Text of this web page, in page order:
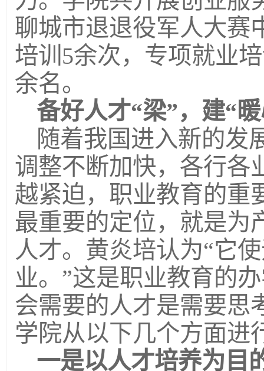
聊城市退退役军人大赛
培训5余次，专项就业
余名。
备好人才“梁”，建“
随着我国进入新的发
调整不断加快，各行各
越紧迫，职业教育的重
最重要的定位，就是为
人才。黄炎培认为“它
业。”这是职业教育的
会需要的人才是需要思
学院从以下几个方面进
一是以人才培养为目